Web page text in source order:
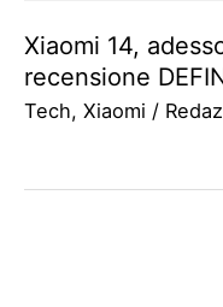
Xiaomi 14,
recensione
Tech, Xiaomi /